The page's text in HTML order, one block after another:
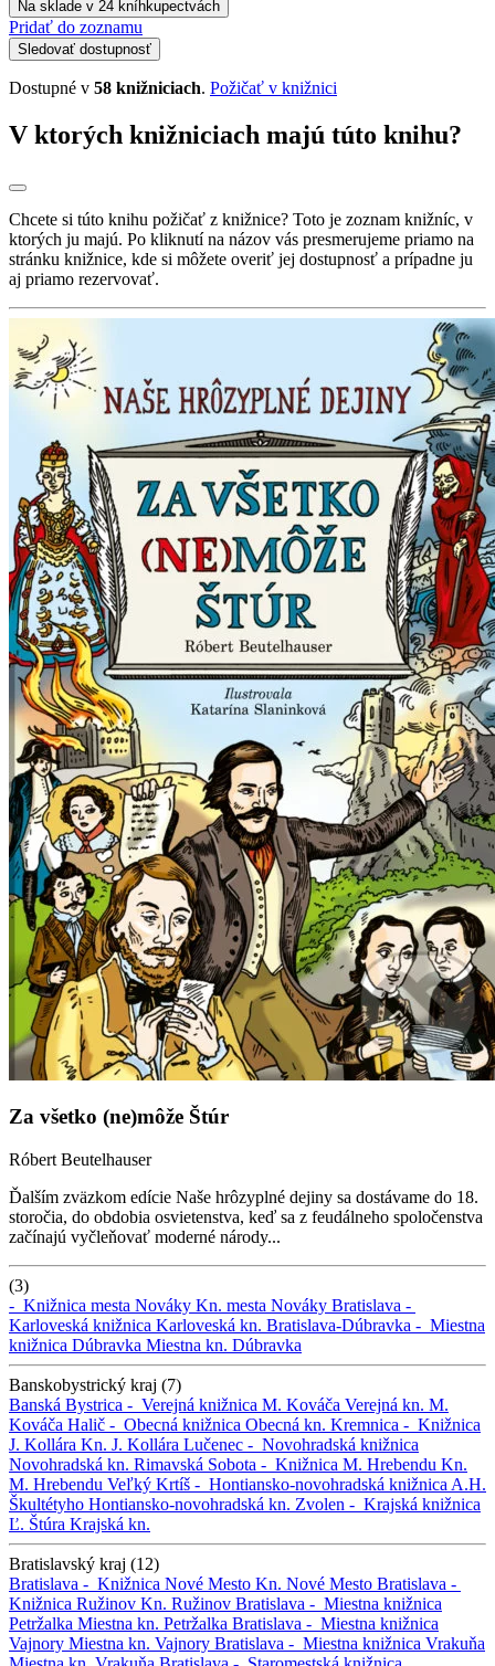
Na sklade v 24 kníhkupectvách
Pridať do zoznamu
Sledovať dostupnosť
Dostupné v 58 knižniciach. Požičať v knižnici
V ktorých knižniciach majú túto knihu?
Chcete si túto knihu požičať z knižnice? Toto je zoznam knižníc, v
ktorých ju majú. Po kliknutí na názov vás presmerujeme priamo na
stránku knižnice, kde si môžete overiť jej dostupnosť a prípadne ju
aj priamo rezervovať.
Za všetko (ne)môže Štúr
Róbert Beutelhauser
Ďalším zväzkom edície Naše hrôzyplné dejiny sa dostávame do 18.
storočia, do obdobia osvietenstva, keď sa z feudálneho spoločenstva
začínajú vyčleňovať moderné národy...
(3)
- Knižnica mesta Nováky Kn. mesta Nováky Bratislava -
Karloveská knižnica Karloveská kn. Bratislava-Dúbravka - Miestna
knižnica Dúbravka Miestna kn. Dúbravka
Banskobystrický kraj (7)
Banská Bystrica - Verejná knižnica M. Kováča Verejná kn. M.
Kováča Halič - Obecná knižnica Obecná kn. Kremnica - Knižnica
J. Kollára Kn. J. Kollára Lučenec - Novohradská knižnica
Novohradská kn. Rimavská Sobota - Knižnica M. Hrebendu Kn.
M. Hrebendu Veľký Krtíš - Hontiansko-novohradská knižnica A.H.
Škultétyho Hontiansko-novohradská kn. Zvolen - Krajská knižnica
Ľ. Štúra Krajská kn.
Bratislavský kraj (12)
Bratislava - Knižnica Nové Mesto Kn. Nové Mesto Bratislava -
Knižnica Ružinov Kn. Ružinov Bratislava - Miestna knižnica
Petržalka Miestna kn. Petržalka Bratislava - Miestna knižnica
Vajnory Miestna kn. Vajnory Bratislava - Miestna knižnica Vrakuňa